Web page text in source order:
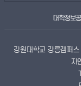
대학정보공
강원대학교 강릉캠퍼
자